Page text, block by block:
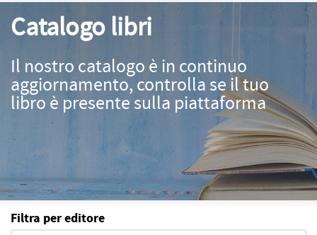
Catalogo libri
Il nostro catalogo è in continuo
aggiornamento, controlla se il tuo
libro è presente sulla piattaforma
Filtra per editore